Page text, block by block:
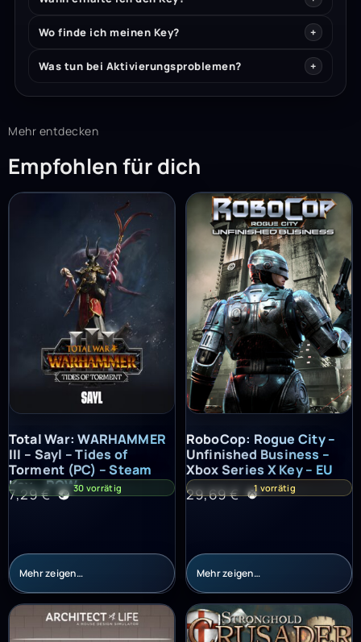
Wo finde ich meinen Key?
Was tun bei Aktivierungsproblemen?
Mehr entdecken
Empfohlen für dich
Total War: WARHAMMER III – Sayl – Tides of Torment (PC) –
Total War: WARHAMMER
III – Sayl – Tides of
Torment (PC) – Steam
Key – ROW
7,29€ 30 vorrätig
Mehr zeigen…
RoboCop: Rogue City –
RoboCop: Rogue City –
Unfinished Business –
Xbox Series X Key – EU
29,69€ 1 vorrätig
Mehr zeigen…